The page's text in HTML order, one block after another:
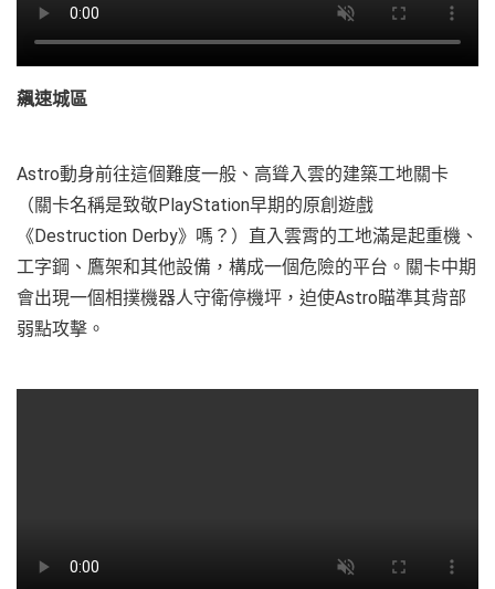
飆速城區
Astro動身前往這個難度一般、高聳入雲的建築工地關卡
（關卡名稱是致敬PlayStation早期的原創遊戲
《Destruction Derby》嗎？）直入雲霄的工地滿是起重機、
工字鋼、鷹架和其他設備，構成一個危險的平台。關卡中期
會出現一個相撲機器人守衛停機坪，迫使Astro瞄準其背部
弱點攻擊。